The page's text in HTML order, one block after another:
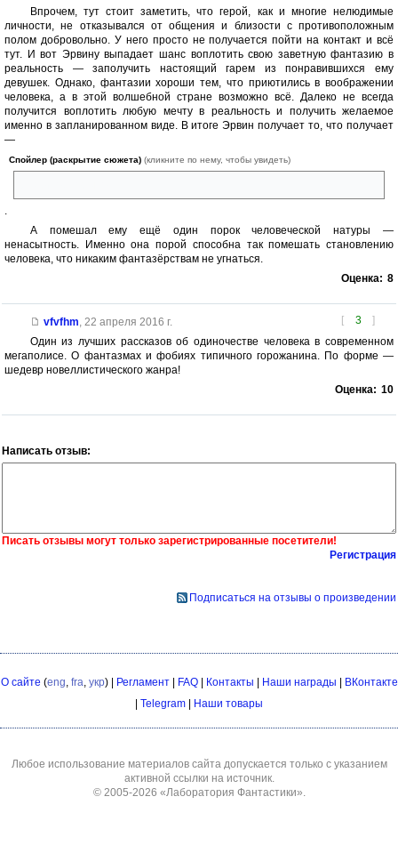
Впрочем, тут стоит заметить, что герой, как и многие нелюдимые
личности, не отказывался от общения и близости с противоположным
полом добровольно. У него просто не получается пойти на контакт и всё
тут. И вот Эрвину выпадает шанс воплотить свою заветную фантазию в
реальность — заполучить настоящий гарем из понравившихся ему
девушек. Однако, фантазии хороши тем, что приютились в воображении
человека, а в этой волшебной стране возможно всё. Далеко не всегда
получится воплотить любую мечту в реальность и получить желаемое
именно в запланированном виде. В итоге Эрвин получает то, что получает
—
Спойлер (раскрытие сюжета) (кликните по нему, чтобы увидеть)
.
А помешал ему ещё один порок человеческой натуры —
ненасытность. Именно она порой способна так помешать становлению
человека, что никаким фантазёрствам не угнаться.
Оценка: 8
[ 3 ]
vfvfhm, 22 апреля 2016 г.
Один из лучших рассказов об одиночестве человека в современном
мегаполисе. О фантазмах и фобиях типичного горожанина. По форме —
шедевр новеллистического жанра!
Оценка: 10
Написать отзыв:
Писать отзывы могут только зарегистрированные посетители!
Регистрация
Подписаться на отзывы о произведении
О сайте (eng, fra, укр) | Регламент| FAQ| Контакты Наши награды
ВКонтакте
Telegram Наши товары
Любое использование материалов сайта допускается только с указанием
активной ссылки на источник.
© 2005-2026 «Лаборатория Фантастики».